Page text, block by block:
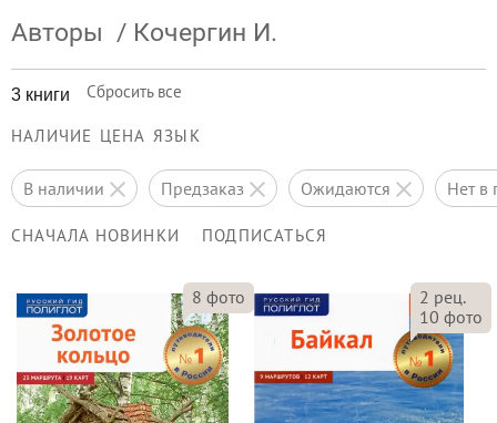
Авторы / Кочергин И.
3 книги Сбросить все
НАЛИЧИЕ ЦЕНА ЯЗЫК
в наличии предзаказ ожидаются нет
СНАЧАЛА НОВИНКИ ПОДПИСАТЬСЯ
8 фото 2 рец.
10 фото